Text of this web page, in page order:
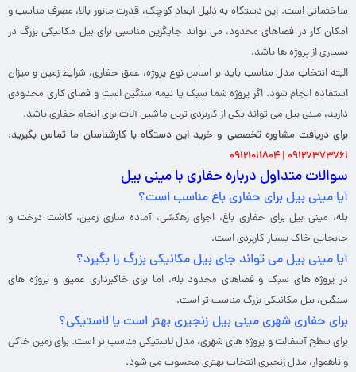
ساختمانی است. این دستگاه به دلیل ابعاد کوچک، قدرت مانور بالا، مصرف مناسب و
امکان کار در فضاهای محدود، می تواند جایگزین مناسبی برای بیل مکانیکی بزرگ در
بسیاری از پروژه ها باشد.
البته انتخاب مدل مناسب باید بر اساس نوع پروژه، عمق حفاری، شرایط زمین و میزان
استفاده انجام شود. اگر پروژه شما سبک یا نیمه سنگین است و فضای کاری محدودی
دارید، مینی بیل می تواند یکی از کاربردی ترین ماشین آلات برای انجام حفاری باشد.
برای دریافت مشاوره تخصصی و خرید این دستگاه با کارشناسان ما تماس بگیرید:
۰۹۱۲۷۳۷۳۷۶۱ | ۰۹۱۲۱۰۱۱۸۰۴
سوالات متداول درباره حفاری با مینی بیل
آیا مینی بیل برای حفاری باغ مناسب است؟
بله، مینی بیل برای حفاری باغ، اجرای زهکشی، آماده سازی زمین، کاشت درخت و
جابجایی خاک بسیار کاربردی است.
آیا مینی بیل می تواند جای بیل مکانیکی بزرگ را بگیرد؟
در پروژه های سبک و فضاهای محدود بله، اما برای خاکبرداری عمیق و پروژه های
سنگین، بیل مکانیکی بزرگ مناسب تر است.
برای حفاری شهری مینی بیل زنجیری بهتر است یا لاستیکی؟
برای سطح آسفالت و پروژه های شهری، مدل لاستیکی مناسب تر است. برای زمین خاکی
و ناهموار، مدل زنجیری انتخاب بهتری محسوب می شود.